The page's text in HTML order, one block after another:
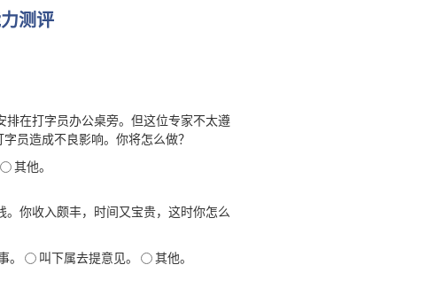
测评
排在打字员办公桌旁。但这位专家不太遵
员造成不良影响。你将怎么做？
其他。
你收入颇丰，时间又宝贵，这时你怎么
。 叫下属去提意见。 其他。